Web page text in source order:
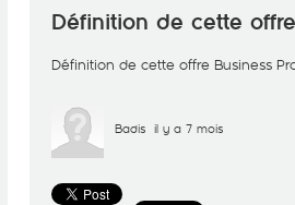
Définition de cette
Définition de cette offre Business
Badis il y a 7 mois